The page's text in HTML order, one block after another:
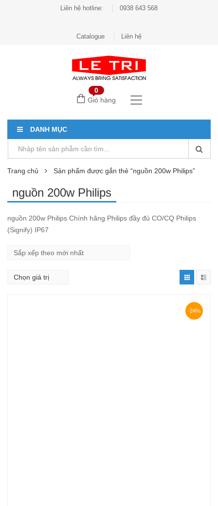
Liên hệ hotline: 0938 643 568
Catalogue Liên hệ
0
Giỏ hàng
DANH MỤC
Trang chủ Sản phẩm được gắn thẻ “nguồn 200w Philips”
nguồn 200w Philips
nguồn 200w Philips Chính hãng Philips đầy đủ CO/CQ Philips
(Signify) IP67
-24%